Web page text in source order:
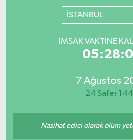
İSTANBUL
İMSAK VAKTINE
7 Ağustos
24 Safer
Nasihat edici olarak ölüm
Tüm Manşetler
Son Dakika Haberleri